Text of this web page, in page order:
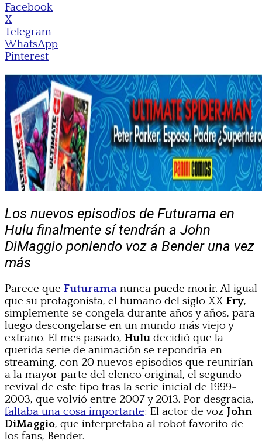
Facebook
X
Telegram
WhatsApp
Pinterest
Los nuevos episodios de Futurama en
Hulu finalmente sí tendrán a John
DiMaggio poniendo voz a Bender una vez
más
Parece que Futurama nunca puede morir. Al igual
que su protagonista, el humano del siglo XX Fry,
simplemente se congela durante años y años, para
luego descongelarse en un mundo más viejo y
extraño. El mes pasado, Hulu decidió que la
querida serie de animación se repondría en
streaming, con 20 nuevos episodios que reunirían
a la mayor parte del elenco original, el segundo
revival de este tipo tras la serie inicial de 1999-
2003, que volvió entre 2007 y 2013. Por desgracia,
faltaba una cosa importante: El actor de voz John
DiMaggio, que interpretaba al robot favorito de
los fans, Bender.